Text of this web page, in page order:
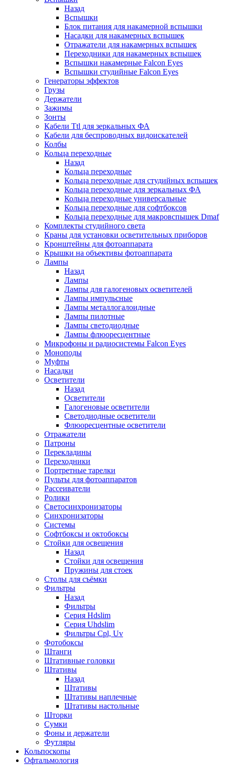
Назад
Вспышки
Блок питания для накамерной вспышки
Насадки для накамерных вспышек
Отражатели для накамерных вспышек
Переходники для накамерных вспышек
Вспышки накамерные Falcon Eyes
Вспышки студийные Falcon Eyes
Генераторы эффектов
Грузы
Держатели
Зажимы
Зонты
Кабели Ttl для зеркальных ФА
Кабели для беспроводных видоискателей
Колбы
Кольца переходные
Назад
Кольца переходные
Кольца переходные для студийных вспышек
Кольца переходные для зеркальных ФА
Кольца переходные универсальные
Кольца переходные для софтбоксов
Кольца переходные для макровспышек Dmaf
Комплекты студийного света
Краны для установки осветительных приборов
Кронштейны для фотоаппарата
Крышки на объективы фотоаппарата
Лампы
Назад
Лампы
Лампы для галогеновых осветителей
Лампы импульсные
Лампы металлогалоидные
Лампы пилотные
Лампы светодиодные
Лампы флюоресцентные
Микрофоны и радиосистемы Falcon Eyes
Моноподы
Муфты
Насадки
Осветители
Назад
Осветители
Галогеновые осветители
Светодиодные осветители
Флюоресцентные осветители
Отражатели
Патроны
Перекладины
Переходники
Портретные тарелки
Пульты для фотоаппаратов
Рассеиватели
Ролики
Светосинхронизаторы
Синхронизаторы
Системы
Софтбоксы и октобоксы
Стойки для освещения
Назад
Стойки для освещения
Пружины для стоек
Столы для съёмки
Фильтры
Назад
Фильтры
Серия Hdslim
Серия Uhdslim
Фильтры Cpl, Uv
Фотобоксы
Штанги
Штативные головки
Штативы
Назад
Штативы
Штативы наплечные
Штативы настольные
Шторки
Сумки
Фоны и держатели
Футляры
Кольпоскопы
Офтальмология